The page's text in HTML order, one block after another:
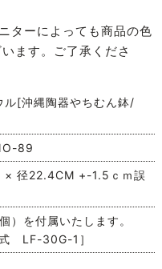
ターによっても商品の色
ます。ご了承くださ
ル[沖縄陶器やちむん鉢/
89
径22.4CM +-1.5ｃｍ誤
）を付属いたします。
式 LF-30G-1］